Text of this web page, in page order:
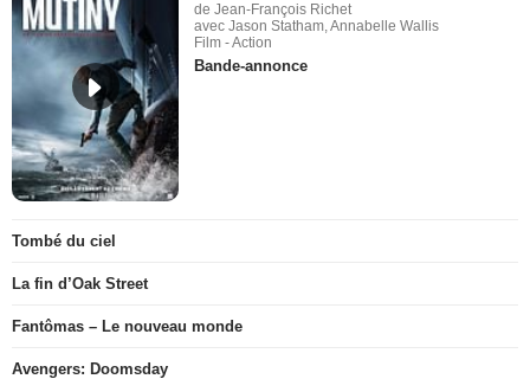
de Jean-François Richet
avec Jason Statham, Annabelle Wallis
Film - Action
Bande-annonce
Tombé du ciel
La fin d’Oak Street
Fantômas – Le nouveau monde
Avengers: Doomsday